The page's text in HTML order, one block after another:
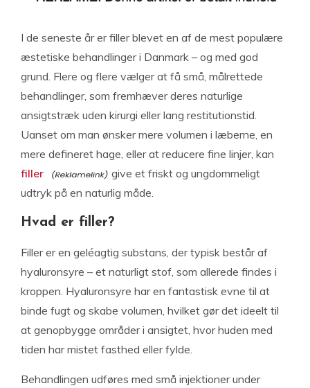
I de seneste år er filler blevet en af de mest populære
æstetiske behandlinger i Danmark – og med god
grund. Flere og flere vælger at få små, målrettede
behandlinger, som fremhæver deres naturlige
ansigtstræk uden kirurgi eller lang restitutionstid.
Uanset om man ønsker mere volumen i læberne, en
mere defineret hage, eller at reducere fine linjer, kan
filler
give et friskt og ungdommeligt
udtryk på en naturlig måde.
Hvad er filler?
Filler er en geléagtig substans, der typisk består af
hyaluronsyre – et naturligt stof, som allerede findes i
kroppen. Hyaluronsyre har en fantastisk evne til at
binde fugt og skabe volumen, hvilket gør det ideelt til
at genopbygge områder i ansigtet, hvor huden med
tiden har mistet fasthed eller fylde.
Behandlingen udføres med små injektioner under